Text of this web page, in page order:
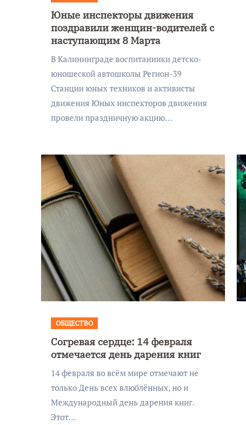
Юные инспекторы движения
поздравили женщин-водителей с
наступающим 8 Марта
В Калининграде воспитанники детско-
юношеской автошколы Регион-39
Станции юных техников и активисты
движения Юных инспекторов движения
провели праздничную акцию…
ОБЩЕСТВО
Согревая сердце: 14 февраля
отмечается день дарения книг
14 февраля во всём мире отмечают не
только День всех влюблённых, но и
Международный день дарения книг.
Этот…